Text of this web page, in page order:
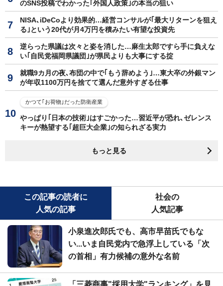
のSNS投稿でわかった｢外国人政策｣の本当の狙い
NISA､iDeCoより効果的…経営コンサルが｢最大リターンを狙え
る｣という20代が月4万円を積みたい有望な投資先
逆らった県議は次々と姿を消した…麻生太郎ですら手に負えな
い｢自民党福岡県議団｣が県民よりも大事にする掟
就職9カ月の夜､布団の中で｢もう辞めよう｣…東大卒の外銀マン
が年収1100万円を捨てて選んだ意外すぎる仕事
かつて｢お荷物｣だった防衛産業
やっぱり｢日本の技術｣はすごかった…習近平が恐れ､ゼレンス
キーが熱望する｢超巨大企業｣の知られざる実力
もっと見る
この記事の読者に
人気の記事
社会の
人気記事
小泉進次郎氏でも、高市早苗氏でもな
い...いま自民党内で急浮上している「次
の首相」有力候補の意外な名前
「三菱商事"採用大学"ランキング」を見